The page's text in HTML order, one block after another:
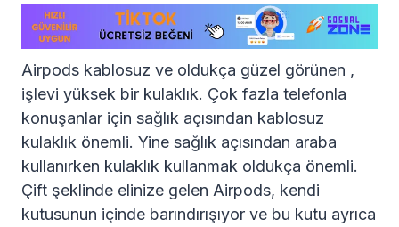
Airpods kablosuz ve oldukça güzel görünen ,
işlevi yüksek bir kulaklık. Çok fazla telefonla
konuşanlar için sağlık açısından kablosuz
kulaklık önemli. Yine sağlık açısından araba
kullanırken kulaklık kullanmak oldukça önemli.
Çift şeklinde elinize gelen Airpods, kendi
kutusunun içinde barındırışıyor ve bu kutu ayrıca